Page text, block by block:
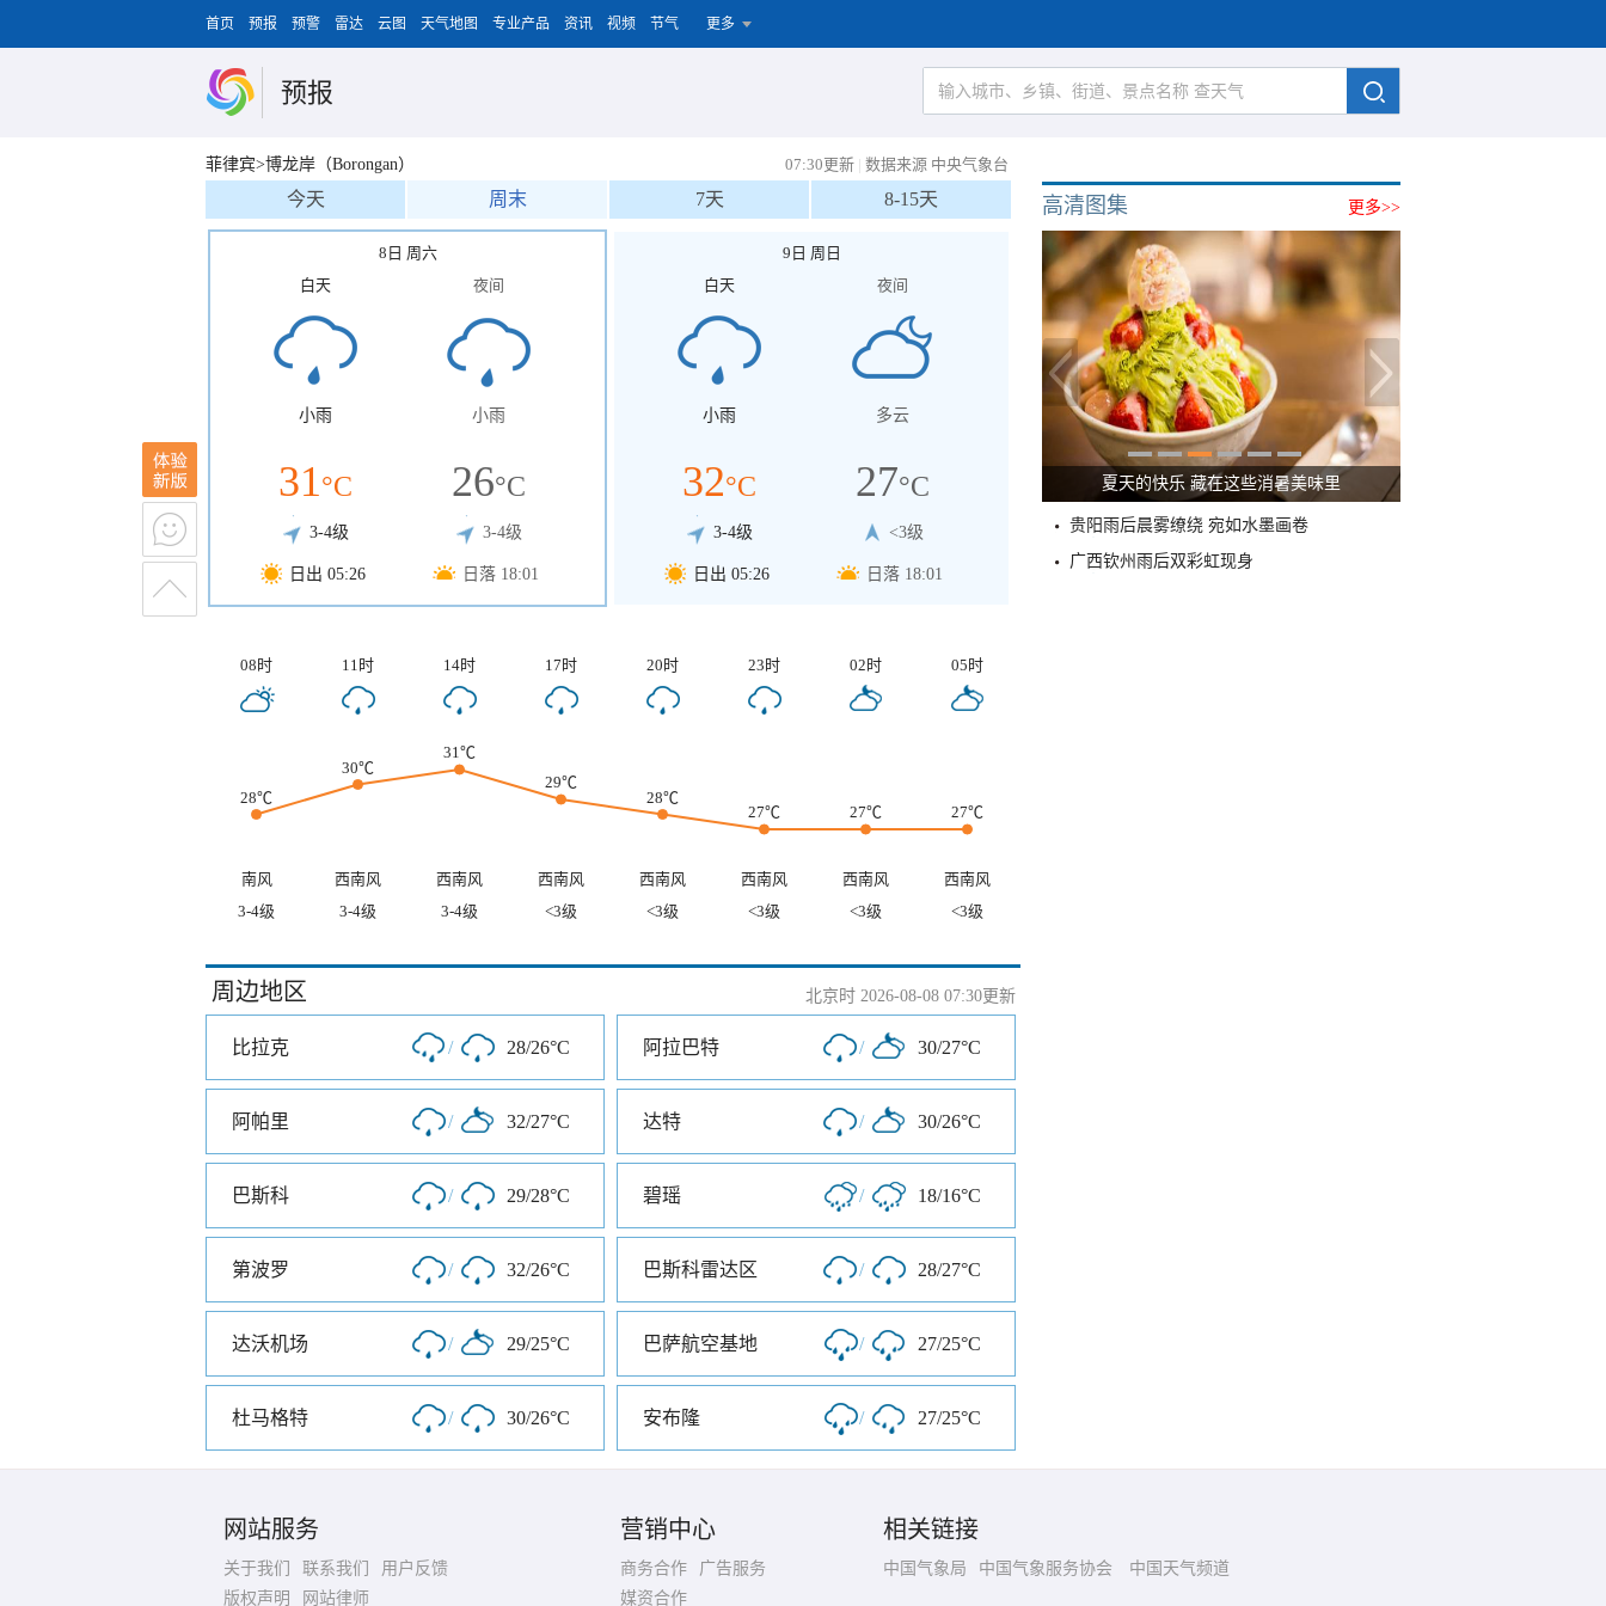
首页 预报 预警 雷达 云图 天气地图 专业产品 资讯 视频 节气 更多
预报
菲律宾>博龙岸（Borongan） 07:30更新 | 数据来源 中央气象台
今天 周末 7天 8-15天
8日 周六
白天
小雨
31°C
3-4级
日出 05:26
夜间
小雨
26°C
3-4级
日落 18:01
9日 周日
白天
小雨
32°C
3-4级
日出 05:26
夜间
多云
27°C
<3级
日落 18:01
08时 11时 14时 17时 20时 23时 02时 05时
28℃
30℃
31℃
29℃
28℃
27℃
27℃ 27℃
南风 西南风 西南风 西南风 西南风 西南风 西南风
西南风
3-4级
3-4级 3-4级 <3级 <3级 <3级 <3级 <3级
周边地区 北京时 2026-08-08 07:30更新
比拉克 / 28/26°C 阿拉巴特 / 30/27°C
阿帕里 / 32/27°C 达特 / 30/26°C
巴斯科 / 29/28°C 碧瑶 / 18/16°C
第波罗 / 32/26°C 巴斯科雷达区 / 28/27°C
达沃机场 / 29/25°C 巴萨航空基地 / 27/25°C
杜马格特 / 30/26°C 安布隆 / 27/25°C
更多>>
高清图集
夏天的快乐 藏在这些消暑美味里
贵阳雨后晨雾缭绕 宛如水墨画卷
广西钦州雨后双彩虹现身
网站服务
关于我们 联系我们
用户反馈
版权声明
网站律师
营销中心
商务合作
广告服务
媒资合作
相关链接
中国气象局 中国气象服务协会 中国天气频道